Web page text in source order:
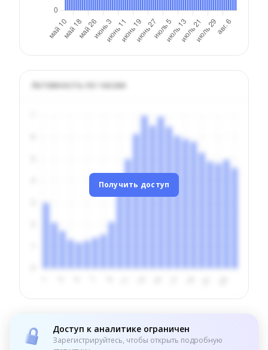
Активность по часам
Получить доступ
Доступ к аналитике ограничен
Зарегистрируйтесь, чтобы открыть подробную